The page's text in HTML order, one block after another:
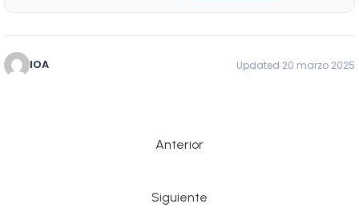
IOA Updated 20 marzo 2025
Anterior
Siguiente